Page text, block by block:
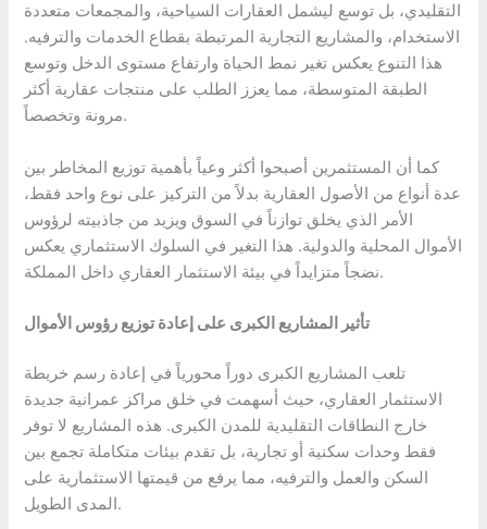
التقليدي، بل توسع ليشمل العقارات السياحية، والمجمعات متعددة
الاستخدام، والمشاريع التجارية المرتبطة بقطاع الخدمات والترفيه.
هذا التنوع يعكس تغير نمط الحياة وارتفاع مستوى الدخل وتوسع
الطبقة المتوسطة، مما يعزز الطلب على منتجات عقارية أكثر
مرونة وتخصصاً.
كما أن المستثمرين أصبحوا أكثر وعياً بأهمية توزيع المخاطر بين
عدة أنواع من الأصول العقارية بدلاً من التركيز على نوع واحد فقط،
الأمر الذي يخلق توازناً في السوق ويزيد من جاذبيته لرؤوس
الأموال المحلية والدولية. هذا التغير في السلوك الاستثماري يعكس
نضجاً متزايداً في بيئة الاستثمار العقاري داخل المملكة.
تأثير المشاريع الكبرى على إعادة توزيع رؤوس الأموال
تلعب المشاريع الكبرى دوراً محورياً في إعادة رسم خريطة
الاستثمار العقاري، حيث أسهمت في خلق مراكز عمرانية جديدة
خارج النطاقات التقليدية للمدن الكبرى. هذه المشاريع لا توفر
فقط وحدات سكنية أو تجارية، بل تقدم بيئات متكاملة تجمع بين
السكن والعمل والترفيه، مما يرفع من قيمتها الاستثمارية على
المدى الطويل.